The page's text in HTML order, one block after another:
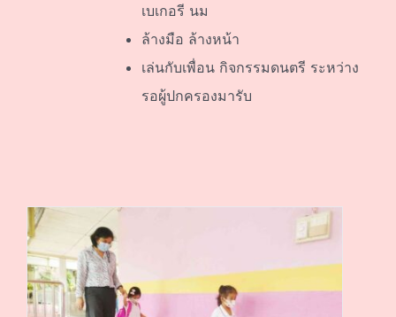
เบเกอรี นม
ล้างมือ ล้างหน้า
เล่นกับเพื่อน กิจกรรมดนตรี ระหว่าง
รอผู้ปกครองมารับ